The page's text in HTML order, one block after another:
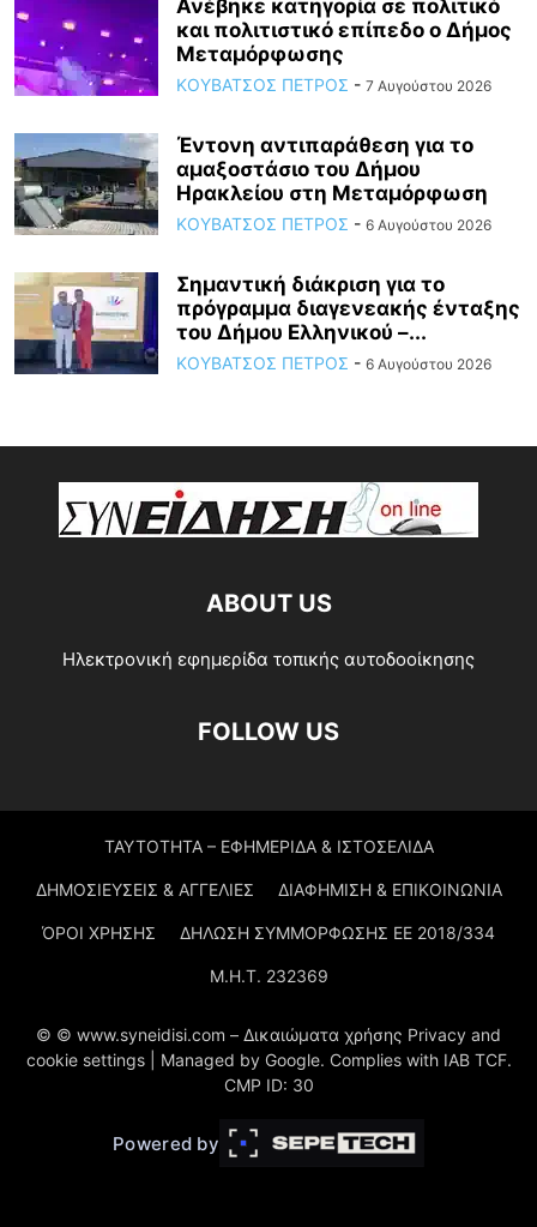
Ανέβηκε κατηγορία σε πολιτικό
και πολιτιστικό επίπεδο ο Δήμος
Μεταμόρφωσης
ΚΟΥΒΑΤΣΟΣ ΠΕΤΡΟΣ - 7 Αυγούστου 2026
Έντονη αντιπαράθεση για το
αμαξοστάσιο του Δήμου
Ηρακλείου στη Μεταμόρφωση
ΚΟΥΒΑΤΣΟΣ ΠΕΤΡΟΣ - 6 Αυγούστου 2026
Σημαντική διάκριση για το
πρόγραμμα διαγενεακής ένταξης
του Δήμου Ελληνικού –...
ΚΟΥΒΑΤΣΟΣ ΠΕΤΡΟΣ - 6 Αυγούστου 2026
ABOUT US
Ηλεκτρονική εφημερίδα τοπικής αυτοδοοίκησης
FOLLOW US
ΤΑΥΤΟΤΗΤΑ – ΕΦΗΜΕΡΙΔΑ & ΙΣΤΟΣΕΛΙΔΑ
ΔΗΜΟΣΙΕΥΣΕΙΣ & ΑΓΓΕΛΙΕΣ ΔΙΑΦΗΜΙΣΗ & ΕΠΙΚΟΙΝΩΝΙΑ
ΌΡΟΙ ΧΡΗΣΗΣ ΔΗΛΩΣΗ ΣΥΜΜΟΡΦΩΣΗΣ ΕΕ 2018/334
Μ.Η.Τ. 232369
© © www.syneidisi.com – Δικαιώματα χρήσης Privacy and
cookie settings | Managed by Google. Complies with IAB TCF.
CMP ID: 30
Powered by